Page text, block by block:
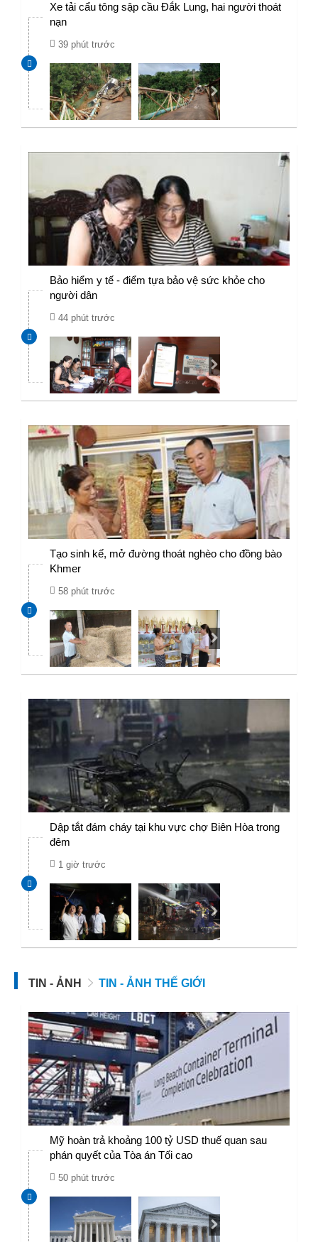
Xe tải cẩu tông sập cầu Đắk Lung, hai người thoát
nạn
39 phút trước
Bảo hiểm y tế - điểm tựa bảo vệ sức khỏe cho
người dân
44 phút trước
Tạo sinh kế, mở đường thoát nghèo cho đồng bào
Khmer
58 phút trước
Dập tắt đám cháy tại khu vực chợ Biên Hòa trong
đêm
1 giờ trước
TIN - ẢNH TIN - ẢNH THẾ GIỚI
Mỹ hoàn trả khoảng 100 tỷ USD thuế quan sau
phán quyết của Tòa án Tối cao
50 phút trước